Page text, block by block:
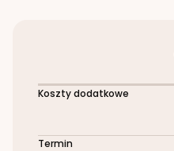
Koszty dodatkowe
Termin